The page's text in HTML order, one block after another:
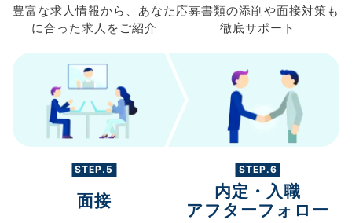
豊富な求人情報から、 あなた
に合った求人を ご紹介
応募書類の添削や面接対策も
徹底サポート
STEP.5
面接
STEP.6
内定・入職
アフターフォロー